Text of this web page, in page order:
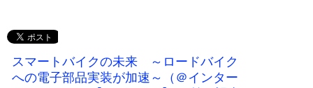
スマートバイクの未来 ～ロードバイク
への電子部品実装が加速～（＠インター